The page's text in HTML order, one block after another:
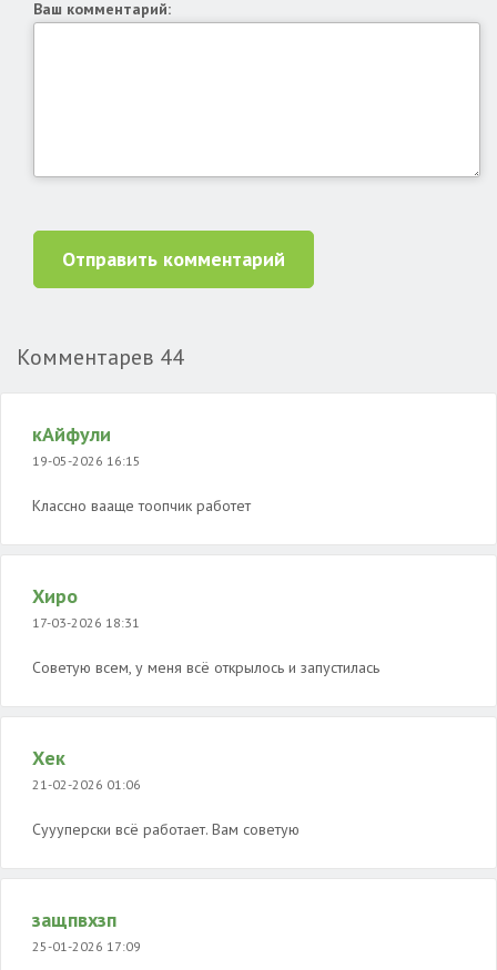
Ваш комментарий:
Отправить комментарий
Комментарев 44
кАйфули
19-05-2026 16:15
Классно вааще тоопчик работет
Хиро
17-03-2026 18:31
Советую всем, у меня всё открылось и запустилась
Хек
21-02-2026 01:06
Суууперски всë работает. Вам советую
защпвхзп
25-01-2026 17:09